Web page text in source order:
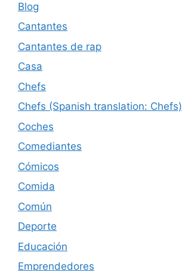
Blog
Cantantes
Cantantes de rap
Casa
Chefs
Chefs (Spanish translation: Chefs)
Coches
Comediantes
Cómicos
Comida
Común
Deporte
Educación
Emprendedores